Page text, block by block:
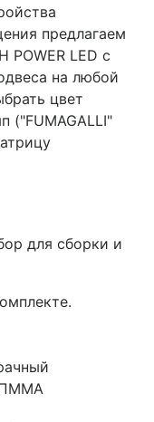
предлагаем
POWER LED с
на любой
цвет
("FUMAGALLI"
для сборки и